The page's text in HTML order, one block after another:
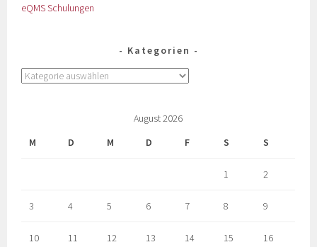
eQMS Schulungen
Kategorien
August 2026
M
D M D F S S
1 2
3 4 5 6 7 8 9
10 11 12 13 14 15 16